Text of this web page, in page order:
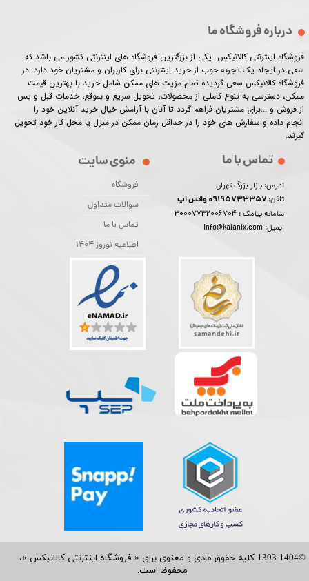
©1393-1404 کلیه حقوق مادی و معنوی برای « فروشگاه اینترنتی کالانیکس »،
محفوظ است.​​​​​​​
درباره فروشگاه ما
فروشگاه اینترنتی کالانیکس یکی از بزرگترین فروشگاه های اینترنتی کشور می باشد که
سعی در ایجاد یک تجربه خوب از خرید اینترنتی برای کاربران و مشتریان خود دارد. در
فروشگاه کالانیکس سعی گردیده تمام مزیت های ممکن شامل خرید با بهترین قیمت
ممکن، دسترسی به تنوع کاملی از محصولات، تحویل سریع و بموقع، خدمات قبل و پس
از فروش و ...برای مشتریان فراهم گردد تا آنان با آرامش خیال خرید آنلاین خود را
انجام داده و سفارش های خود را در حداقل زمان ممکن در منزل یا محل کار خود تحویل
گیرند.​​​​​​​
منوی سایت
فروشگاه
سوالات متداول
تماس با ما
اطلاعیه نوروز 1404
تماس با ما
آدرس: بازار بزرگ تهران
تلفن:
سامانه پیامک : 30007732006704
ایمیل: info@kalanix.com